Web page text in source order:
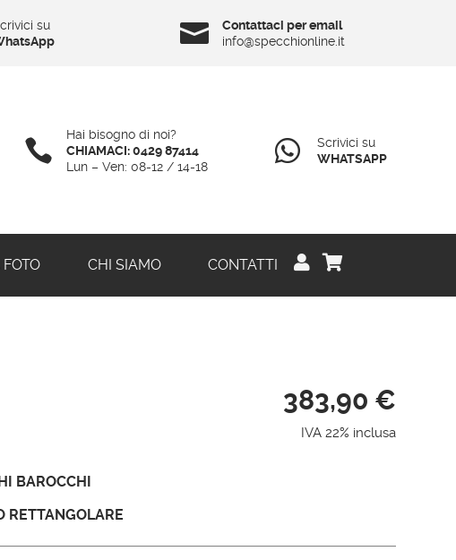
su

Contattaci per email
info@specchionline.it

Hai bisogno di noi?
CHIAMACI: 0429 87414
Lun – Ven: 08-12 / 14-18

Scrivici su
WHATSAPP
FOTO CHI SIAMO CONTATTI  
383,90 €
IVA 22% inclusa
BAROCCHI
RETTANGOLARE